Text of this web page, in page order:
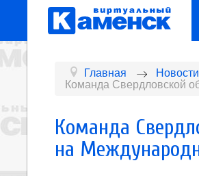
Главная Новости
Команда Свердловской
Команда
на